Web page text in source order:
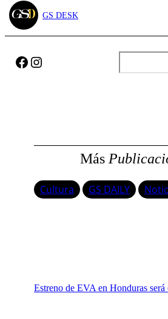
GS DESK
Facebook Instagram
u
Más
Cultura GS DAILY
Estreno de EVA en Honduras será